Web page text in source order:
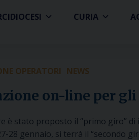
CURIA
OPERATORI NEWS
on-line per
è stato proposto il “primo giro”
28 gennaio, si terrà il “secondo